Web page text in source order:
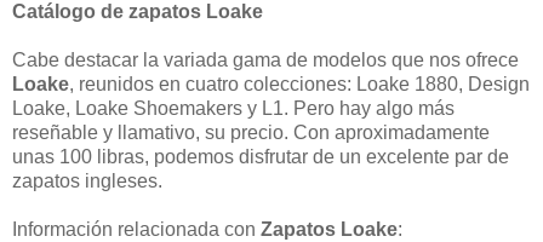
Catálogo de zapatos Loake
Cabe destacar la variada gama de modelos que nos ofrece
Loake, reunidos en cuatro colecciones: Loake 1880, Design
Loake, Loake Shoemakers y L1. Pero hay algo más
reseñable y llamativo, su precio. Con aproximadamente
unas 100 libras, podemos disfrutar de un excelente par de
zapatos ingleses.
Información relacionada con Zapatos Loake: